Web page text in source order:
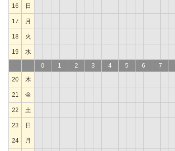
16 日
17 月
18 火
19 水
0
1 2 3 4 5 6 7
20
木
21 金
22 土
23 日
24 月